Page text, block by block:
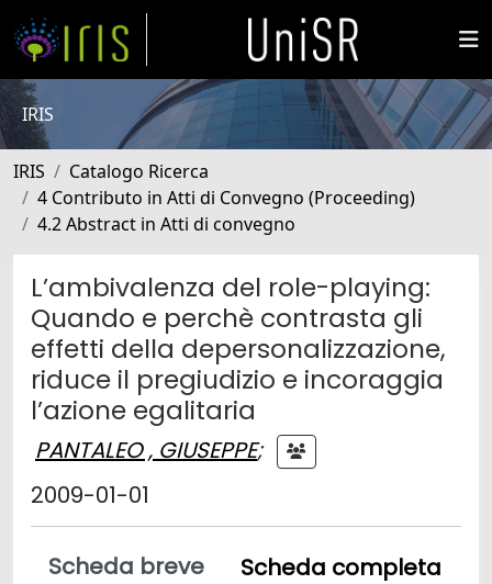
IRIS
IRIS
Catalogo Ricerca
4 Contributo in Atti di Convegno (Proceeding)
4.2 Abstract in Atti di convegno
L’ambivalenza del role-playing:
Quando e perchè contrasta gli
effetti della depersonalizzazione,
riduce il pregiudizio e incoraggia
l’azione egalitaria
PANTALEO , GIUSEPPE;
2009-01-01
Scheda breve
Scheda completa